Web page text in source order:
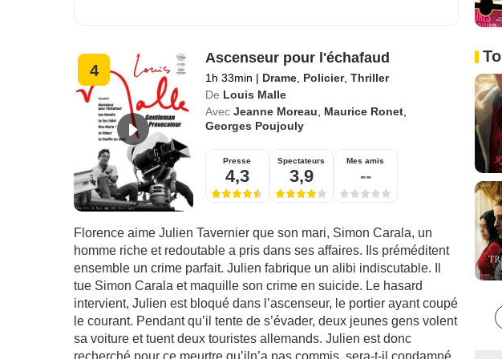
4
Ascenseur pour l'échafaud
1h 33min | Drame, Policier, Thriller
De Louis Malle
Avec Jeanne Moreau Maurice Ronet,
Georges Poujouly
Presse
4,3
Spectateurs
3,9
Mes amis
--
Florence aime Julien Tavernier que son mari, Simon Carala, un
homme riche et redoutable a pris dans ses affaires. Ils préméditent
ensemble un crime parfait. Julien fabrique un alibi indiscutable. Il
tue Simon Carala et maquille son crime en suicide. Le hasard
intervient, Julien est bloqué dans l’ascenseur, le portier ayant coupé
le courant. Pendant qu’il tente de s’évader, deux jeunes gens volent
sa voiture et tuent deux touristes allemands. Julien est donc
recherché pour ce meurtre qu’iln’a pas commis, sera-t-il condamné